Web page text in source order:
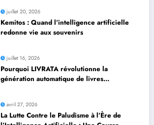
juillet 20, 2026
Kemitos : Quand l’intelligence artificielle
redonne vie aux souvenirs
juillet 16, 2026
Pourquoi LIVRATA révolutionne la
génération automatique de livres
avril 27, 2026
La Lutte Contre le Paludisme à l’Ère de